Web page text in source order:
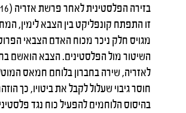
זו התפתח קונפליקט בין הצבא לימין,
מגויס חלק ניכר מכוח האדם הצבאי
השיטור מול הפלסטינים. הצבא הואשם
לאזריה, שירה בחברון בלוחם חמאס
חוסר גיבוי שעלול לקבל את ביטויו, כך
בהיסוס הלוחמים להפעיל כוח נגד